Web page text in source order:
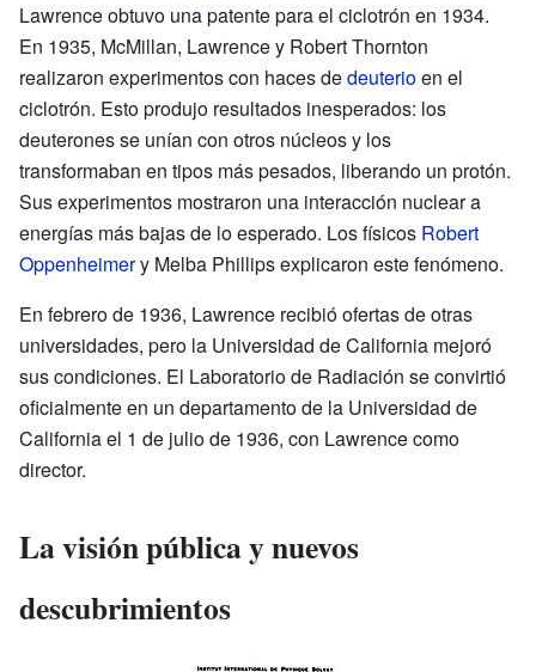
Lawrence obtuvo una patente para el ciclotrón en 1934.
En 1935, McMillan, Lawrence y Robert Thornton
realizaron experimentos con haces dedeuterioen el
ciclotrón. Esto produjo resultados inesperados: los
deuterones se unían con otros núcleos y los
transformaban en tipos más pesados, liberando un protón.
Sus experimentos mostraron una interacción nuclear a
energías más bajas de lo esperado. Los físicos Robert
Oppenheimery Melba Phillips explicaron este fenómeno.
En febrero de 1936, Lawrence recibió ofertas de otras
universidades, pero la Universidad de California mejoró
sus condiciones. El Laboratorio de Radiación se convirtió
oficialmente en un departamento de la Universidad de
California el 1 de julio de 1936, con Lawrence como
director.
La visión pública y nuevos
descubrimientos